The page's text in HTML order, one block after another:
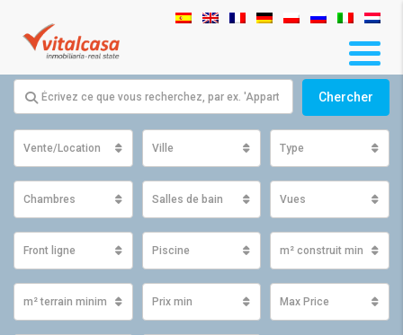
Chercher
Vente/Location Ville Type
Chambres Salles de bain Vues
Front ligne Piscine m² construit minimum
m² terrain minimum Prix ​​min Max Price